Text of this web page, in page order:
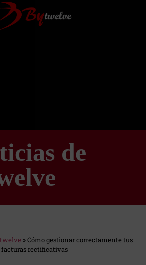
de
»Cómo gestionar correctamente tus
facturas rectificativas